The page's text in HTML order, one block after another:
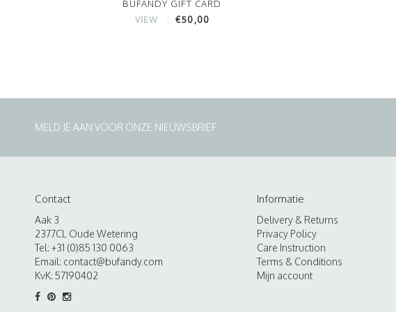
BUFANDY GIFT CARD
VIEW €50,00
MELD JE AAN VOOR ONZE NIEUWSBRIEF
Contact
Aak 3
2377CL Oude Wetering
Tel: +31 (0)85 130 0063
Email: contact@bufandy.com
KvK: 57190402
Informatie
Delivery & Returns
Privacy Policy
Care Instruction
Terms & Conditions
Mijn account